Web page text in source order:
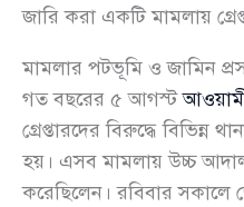
জারি করা একটি মামলায়
মামলার পটভূমি ও জামিন
গত বছরের ৫ আগস্ট
গ্রেপ্তারদের বিরুদ্ধে বিভিন্ন
হয়। এসব মামলায় উচ্চ
করেছিলেন। রবিবার